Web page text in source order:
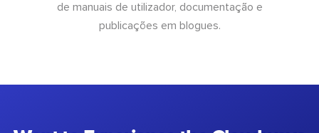
de manuais de utilizador, documentação e
publicações em blogues.